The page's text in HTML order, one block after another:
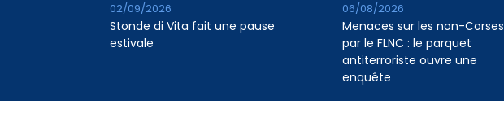
Stonde di Vita fait une pause
estivale
02/09/2026
Menaces sur les non-Corses
par le FLNC : le parquet
antiterroriste ouvre une
enquête
06/08/2026